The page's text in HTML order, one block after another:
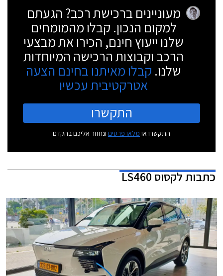
מעוניינים ברכישת רכב? הגעתם
למקום הנכון. קבלו מהמומחים
שלנו ייעוץ חינם, הכירו את מבצעי
הרכב וקבוצות הרכישה המיוחדות
שלנו. קבלו מאיתנו בחינם הצעה
אטרקטיבית עכשיו
התקשרו
התקשרו או מלאו פרטים ונחזור אליכם בהקדם
כתבותלקסוס LS460